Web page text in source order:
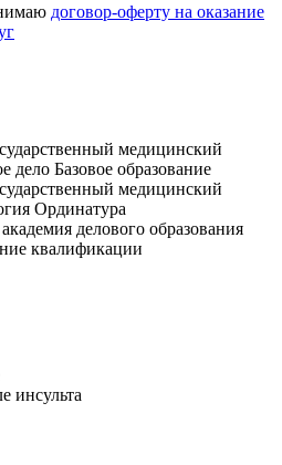
договор-оферту на оказание
медицинский
дело Базовое образование
медицинский
Ординатура
делового образования
квалификации
инсульта